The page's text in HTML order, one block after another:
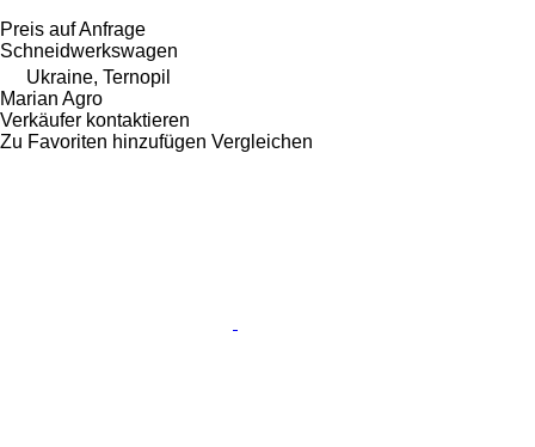
Preis auf Anfrage
Schneidwerkswagen
Ukraine, Ternopil
Marian Agro
Verkäufer kontaktieren
Zu Favoriten hinzufügen Vergleichen